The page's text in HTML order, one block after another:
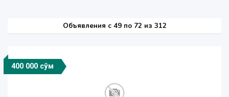
Объявления c 49 по 72 из 312
400 000 сўм